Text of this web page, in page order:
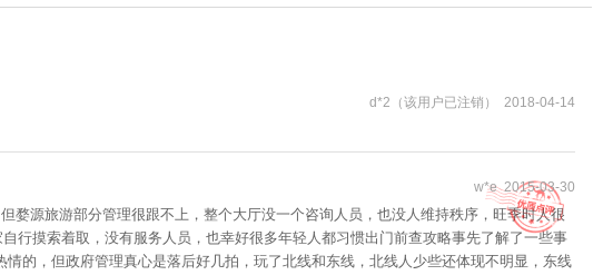
d*2（该用户已注销） 2018-04-14
w*e 2015-03-30
源旅游部分管理很跟不上，整个大厅没一个咨询人员，也没人维持秩序，旺季时人很
行摸索着取，没有服务人员，也幸好很多年轻人都习惯出门前查攻略事先了解了一些事
的，但政府管理真心是落后好几拍，玩了北线和东线，北线人少些还体现不明显，东线